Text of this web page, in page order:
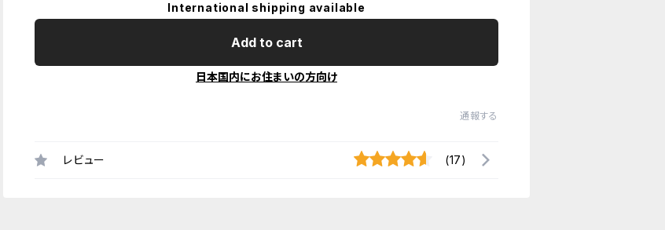
International shipping available
Add to cart
日本国内にお住まいの方向け
通報する
レビュー (17)